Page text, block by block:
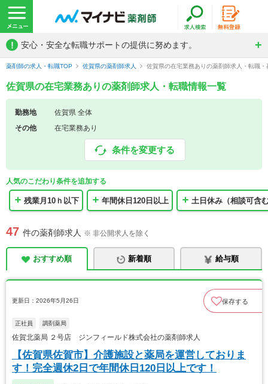
! 安心・安全な転職サポートの提供に努めます。
薬剤師の求人・転職TOP 佐賀県の薬剤師求人 佐賀県の在宅業務ありの薬剤師求人・転職・
佐賀県の在宅業務ありの薬剤師求人・転職情報一覧
勤務地
佐賀県 全体
その他
在宅業務あり
条件を変更する
人気のこだわり条件を追加する
残業月10ｈ以下 年間休日120日以上 土日休み（相談可含
47 件の薬剤師求人 ※ 非公開求人を除く
おすすめ順 新着順 給与順
更新日：2026年5月26日 保存する
正社員 調剤薬局
佐賀北薬局 ２号店 ジンフィールド株式会社の薬剤師求人
【佐賀県佐賀市】介護施設と薬局を運営しておりま
す！完全週休2日で年間休日120日以上です！